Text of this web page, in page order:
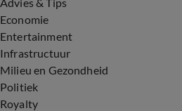
Economie
Entertainment
Infrastructuur
Milieu en Gezondheid
Politiek
Royalty